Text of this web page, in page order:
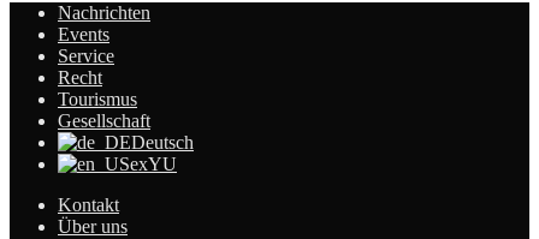
Nachrichten
Events
Service
Recht
Tourismus
Gesellschaft
Deutsch
exYU
Kontakt
Über uns